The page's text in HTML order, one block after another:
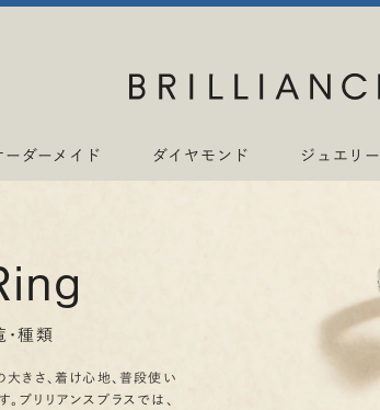
ーダーメイド ダイヤモンド ジュエリー
・種類
大きさ、着け心地、普段使い
ブリリアンスプラスでは、